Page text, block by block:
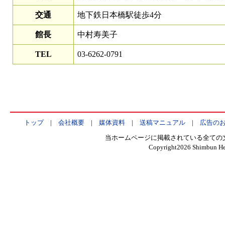
交通 地下鉄日本橋駅徒歩4分
館長 中村寿美子
TEL 03-6262-0791
トップ| 会社概要| 媒体資料| 送稿マニュアル| 広告の
当ホームページに掲載されている全て
Copyright2026 Shimbun